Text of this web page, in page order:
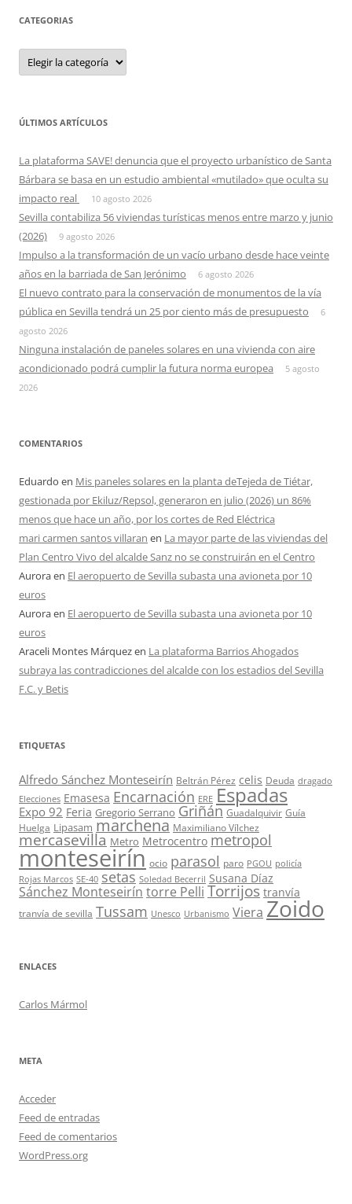
CATEGORIAS
Categorias
ÚLTIMOS ARTÍCULOS
La plataforma SAVE! denuncia que el proyecto urbanístico de Santa
Bárbara se basa en un estudio ambiental «mutilado» que oculta su
impacto real
10 agosto 2026
Sevilla contabiliza 56 viviendas turísticas menos entre marzo y junio
(2026)
9 agosto 2026
Impulso a la transformación de un vacío urbano desde hace veinte
años en la barriada de San Jerónimo
6 agosto 2026
El nuevo contrato para la conservación de monumentos de la vía
pública en Sevilla tendrá un 25 por ciento más de presupuesto
6
agosto 2026
Ninguna instalación de paneles solares en una vivienda con aire
acondicionado podrá cumplir la futura norma europea
5 agosto
2026
COMENTARIOS
Eduardo en Mis paneles solares en la planta deTejeda de Tiétar,
gestionada por Ekiluz/Repsol, generaron en julio (2026) un 86%
menos que hace un año, por los cortes de Red Eléctrica
mari carmen santos villaran en La mayor parte de las viviendas del
Plan Centro Vivo del alcalde Sanz no se construirán en el Centro
Auroraen El aeropuerto de Sevilla subasta una avioneta por 10
euros
Auroraen El aeropuerto de Sevilla subasta una avioneta por 10
euros
Araceli Montes Márquezen La plataforma Barrios Ahogados
subraya las contradicciones del alcalde con los estadios del Sevilla
F.C. y Betis
ETIQUETAS
Alfredo Sánchez Monteseirín Beltrán Pérez celis Deuda dragado
Elecciones Emasesa Encarnación ERE Espadas
Expo 92 Feria Gregorio Serrano Griñán Guadalquivir Guía
Huelga Lipasam marchena Maximiliano Vílchez
mercasevilla Metro Metrocentro metropol
monteseirín ocio parasol paro PGOU policía
Rojas Marcos SE-40 setas Soledad Becerril Susana Díaz
Sánchez Monteseirín torre Pelli Torrijos tranvía
tranvía de sevilla Tussam Unesco Urbanismo Viera Zoido
ENLACES
Carlos Mármol
META
Acceder
Feed de entradas
Feed de comentarios
WordPress.org